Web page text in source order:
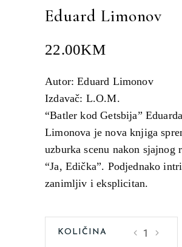
Eduard Limonov
22.00KM
Autor: Eduard Limonov
Izdavač: L.O.M.
“Batler kod Getsbija” Eduarda
Limonova je nova knjiga
uzburka scenu nakon sjajnog
“Ja, Edička”. Podjednako
zanimljiv i eksplicitan.